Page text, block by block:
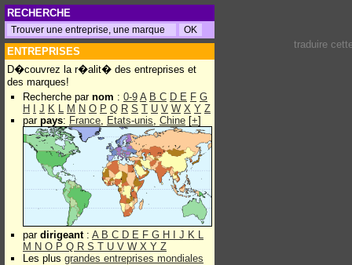
RECHERCHE
ENTREPRISES
D�couvrez la r�alit� des entreprises et
des marques!
Recherche par nom : 0-9 A B C D E F G
H
J K L M N O P Q R S T U V W X Y Z
par pays: France, Etats-unis, Chine [+]
par dirigeant: A B C D E F G H J K L
M N O P Q R S T U V W X Y Z
Les plus grandes entreprises mondiales
traduire